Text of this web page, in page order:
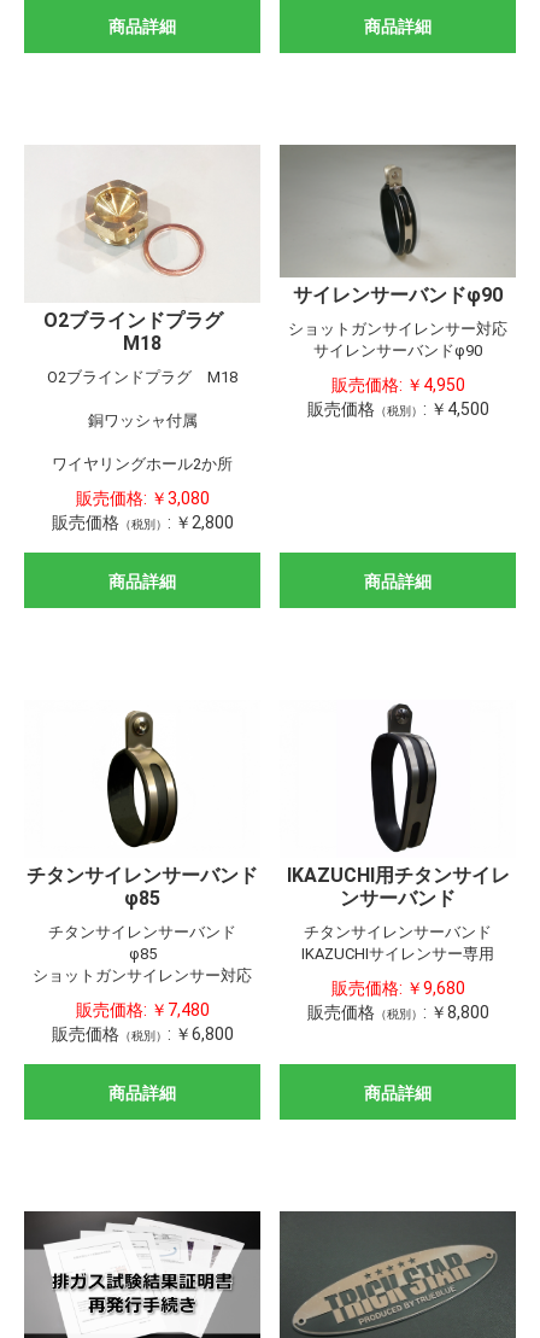
商品詳細 商品詳細
O2ブラインドプラグ
M18
O2ブラインドプラグ M18
銅ワッシャ付属
ワイヤリングホール2か所
販売価格: ￥3,080
販売価格（税別） : ￥2,800
商品詳細
サイレンサーバンドφ90
ショットガンサイレンサー対応
サイレンサーバンドφ90
販売価格: ￥4,950
販売価格（税別） : ￥4,500
商品詳細
チタンサイレンサーバンド
φ85
チタンサイレンサーバンド
φ85
ショットガンサイレンサー対応
販売価格: ￥7,480
販売価格（税別） : ￥6,800
商品詳細
IKAZUCHI用チタンサイレ
ンサーバンド
チタンサイレンサーバンド
IKAZUCHIサイレンサー専用
販売価格: ￥9,680
販売価格（税別） : ￥8,800
商品詳細